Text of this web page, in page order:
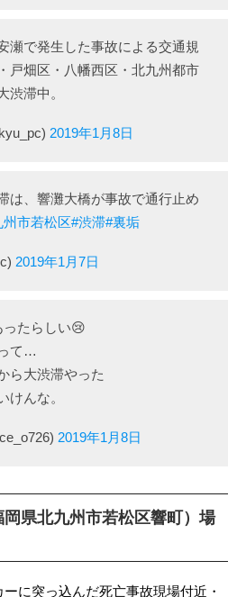
瀬で発生した事故による交通規
戸畑区・八幡西区・北九州都市
渋滞中。
2019年1月8日
は、響灘大橋が事故で通行止め
州市若松区#渋滞#裏垢
2019年1月7日
たらしい😢
て…
ら大渋滞やった
けんな。
2019年1月8日
県北九州市若松区響町）場
に突っ込んだ死亡事故現場付近・